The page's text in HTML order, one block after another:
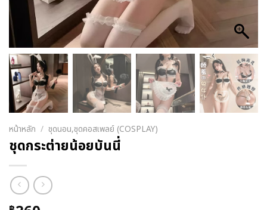
หน้าหลัก / ชุดนอน,ชุดคอสเพลย์ (COSPLAY)
ชุดกระต่ายน้อยบันนี่